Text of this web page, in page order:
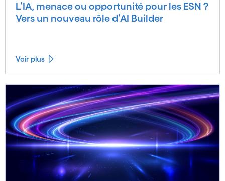
L’IA, menace ou opportunité pour les ESN ?
Vers un nouveau rôle d’AI Builder
Voir plus